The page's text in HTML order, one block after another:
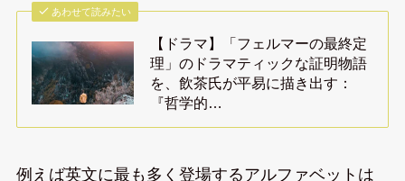
あわせて読みたい
【ドラマ】「フェルマーの最終定
理」のドラマティックな証明物語
を、飲茶氏が平易に描き出す：
『哲学的…
例えば英文に最も多く登場するアルファベットは